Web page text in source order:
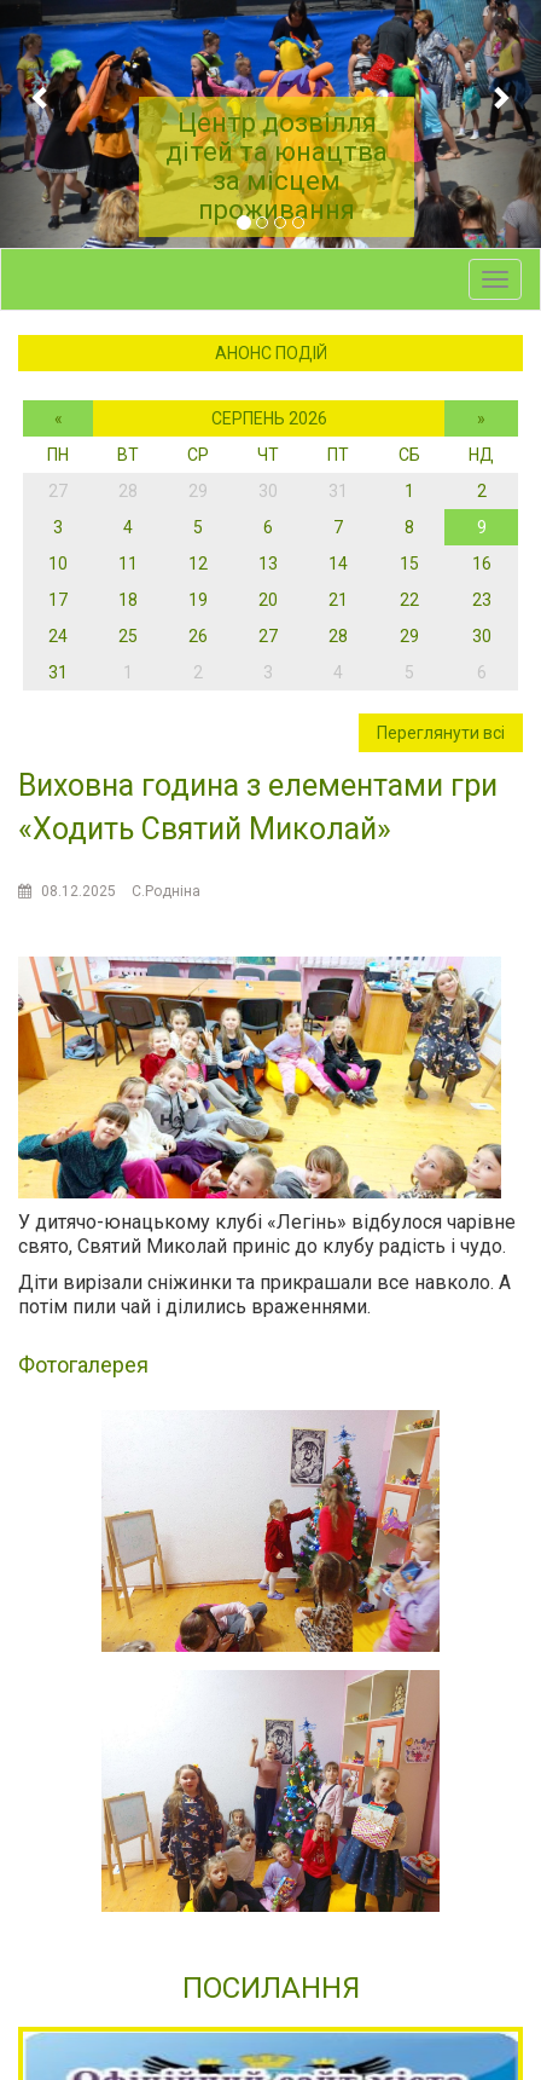
Центр дозвілля
дітей та юнацтва
за місцем
проживання
АНОНС ПОДІЙ
« СЕРПЕНЬ 2026
»
ПН
ВТ СР ЧТ ПТ СБ
НД
27
28 29 30 31 1
2
3
4 5 6 7 8
9
10
11 12 13 14 15
16
17
18 19 20 21 22
23
24
25 26 27 28 29
30
31
1 2 3 4 5 6
Переглянути всі
Виховна година з елементами гри
«Ходить Святий Миколай»
08.12.2025 С.Родніна
У дитячо-юнацькому клубі «Легінь» відбулося чарівне
свято, Святий Миколай приніс до клубу радість і чудо.
Діти вирізали сніжинки та прикрашали все навколо. А
потім пили чай і ділились враженнями.
Фотогалерея
ПОСИЛАННЯ